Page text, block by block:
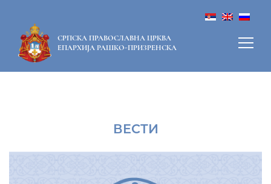
СРПСКА ПРАВОСЛАВНА ЦРКВА
ЕПАРХИЈА РАШКО-ПРИЗРЕНСКА
ВЕСТИ